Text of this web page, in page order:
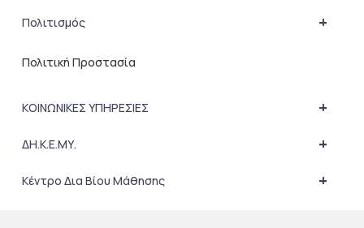
+
Πολιτισμός
Πολιτική Προστασία
+
ΚΟΙΝΩΝΙΚΕΣ ΥΠΗΡΕΣΙΕΣ
+
ΔΗ.Κ.Ε.ΜΥ.
+
Κέντρο Δια Βίου Μάθησης